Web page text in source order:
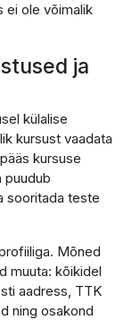
ei ole võimalik
ja
külalise
kursust vaadata
kursuse
puudub
sooritada teste
Mõned
muuta: kõikidel
aadress, TTK
ning osakond